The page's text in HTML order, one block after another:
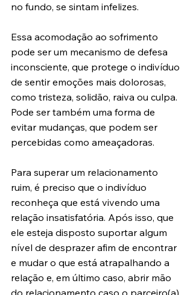
no fundo, se sintam infelizes.
Essa acomodação ao sofrimento
pode ser um mecanismo de defesa
inconsciente, que protege o indivíduo
de sentir emoções mais dolorosas,
como tristeza, solidão, raiva ou culpa.
Pode ser também uma forma de
evitar mudanças, que podem ser
percebidas como ameaçadoras.
Para superar um relacionamento
ruim, é preciso que o indivíduo
reconheça que está vivendo uma
relação insatisfatória. Após isso, que
ele esteja disposto suportar algum
nível de desprazer afim de encontrar
e mudar o que está atrapalhando a
relação e, em último caso, abrir mão
do relacionamento caso o parceiro(a)